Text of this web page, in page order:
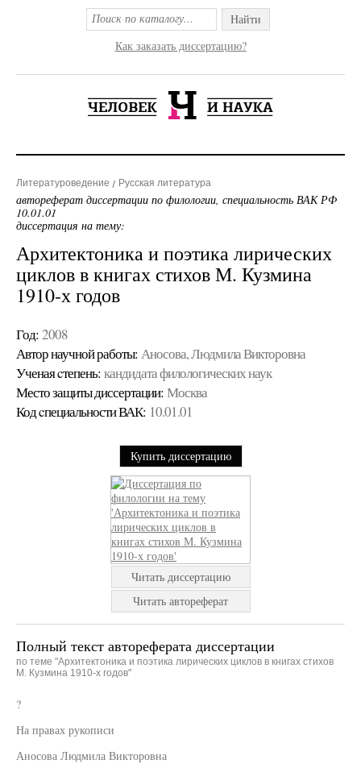
Найти
Как заказать диссертацию?
Литературоведение Русская литература
автореферат диссертации по филологии, специальность ВАК РФ
10.01.01
диссертация на тему:
Архитектоника и поэтика лирических
циклов в книгах стихов М. Кузмина
1910-х годов
Год: 2008
Автор научной работы: Аносова, Людмила Викторовна
Ученая cтепень: кандидата филологических наук
Место защиты диссертации: Москва
Код cпециальности ВАК: 10.01.01
Купить диссертацию
Читать диссертацию
Читать автореферат
Полный текст автореферата диссертации
по теме "Архитектоника и поэтика лирических циклов в книгах стихов
М. Кузмина 1910-х годов"
?
На правах рукописи
Аносова Людмила Викторовна